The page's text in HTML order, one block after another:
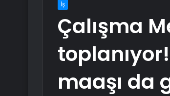
İş
Çalışma
maaşı da